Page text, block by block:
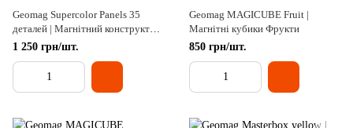
Geomag Supercolor Panels 35
деталей | Магнітний конструктор
Геомаг
1 250 грн/шт.
Geomag MAGICUBE Fruit |
Магнітні кубики Фрукти
850 грн/шт.